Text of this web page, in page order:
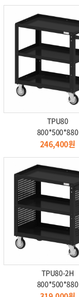
TPU80
800*500*880
246,400원
TPU80-2H
800*500*880